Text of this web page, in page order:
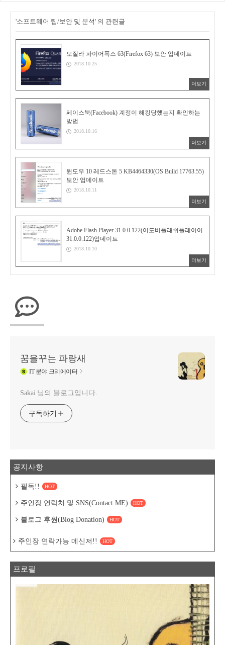
'소프트웨어 팁/보안 및 분석' 의 관련글
모질라 파이어폭스 63(Firefox 63) 보안 업데이트
2018.10.25
더보기
페이스북(Facebook) 계정이 해킹당했는지 확인하는
방법
2018.10.16
더보기
윈도우 10 레드스톤 5 KB4464330(OS Build 17763.55)
보안 업데이트
2018.10.11
더보기
Adobe Flash Player 31.0.0.122(어도비플래쉬플레이어
31.0.0.122)업데이트
2018.10.10
더보기
꿈을꾸는 파랑새
IT분야 크리에이터
Sakai 님의 블로그입니다.
구독하기
공지사항
필독!! HOT
주인장 연락처 및 SNS(Contact ME) HOT
블로그 후원(Blog Donation) HOT
주인장 연락가능 메신저!! HOT
프로필